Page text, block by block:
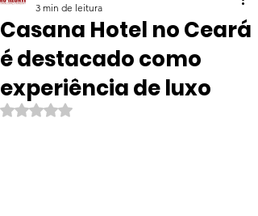
Casana Hotel no Ceará
é destacado como
experiência de luxo
3 min de leitura
Avaliado com NaN de 5 estrelas.